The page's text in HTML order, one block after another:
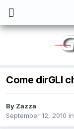
Come dirGLI
By Zazza
September 12, 2010 in